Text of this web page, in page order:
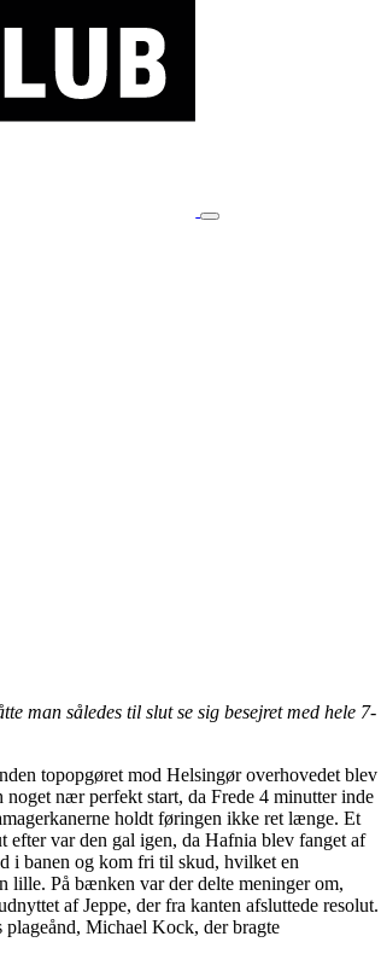
man således til slut se sig besejret med hele 7-
topopgøret mod Helsingør overhovedet blev
nær perfekt start, da Frede 4 minutter inde
holdt føringen ikke ret længe. Et
var den gal igen, da Hafnia blev fanget af
i banen og kom fri til skud, hvilket en
lille. På bænken var der delte meninger om,
af Jeppe, der fra kanten afsluttede resolut.
plageånd, Michael Kock, der bragte